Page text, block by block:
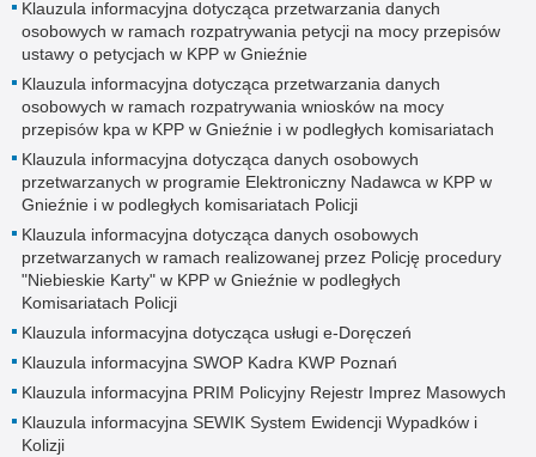
Klauzula informacyjna dotycząca przetwarzania danych
osobowych w ramach rozpatrywania petycji na mocy przepisów
ustawy o petycjach w KPP w Gnieźnie
Klauzula informacyjna dotycząca przetwarzania danych
osobowych w ramach rozpatrywania wniosków na mocy
przepisów kpa w KPP w Gnieźnie i w podległych komisariatach
Klauzula informacyjna dotycząca danych osobowych
przetwarzanych w programie Elektroniczny Nadawca w KPP w
Gnieźnie i w podległych komisariatach Policji
Klauzula informacyjna dotycząca danych osobowych
przetwarzanych w ramach realizowanej przez Policję procedury
"Niebieskie Karty" w KPP w Gnieźnie w podległych
Komisariatach Policji
Klauzula informacyjna dotycząca usługi e-Doręczeń
Klauzula informacyjna SWOP Kadra KWP Poznań
Klauzula informacyjna PRIM Policyjny Rejestr Imprez Masowych
Klauzula informacyjna SEWIK System Ewidencji Wypadków i
Kolizji